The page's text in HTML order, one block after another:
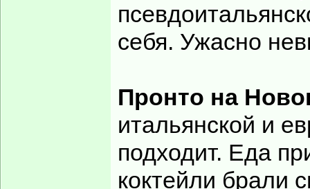
себя. Ужасно
Пронто на
итальянской и
подходит. Еда
коктейли брали